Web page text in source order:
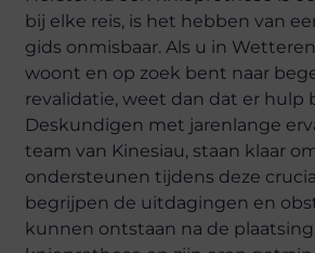
bij elke reis, is het hebben van
gids onmisbaar. Als u in
woont en op zoek bent naar
revalidatie, weet dan dat er hulp
Deskundigen met jarenlange
team van Kinesiau, staan klaar
ondersteunen tijdens deze
begrijpen de uitdagingen en
kunnen ontstaan na de plaatsing